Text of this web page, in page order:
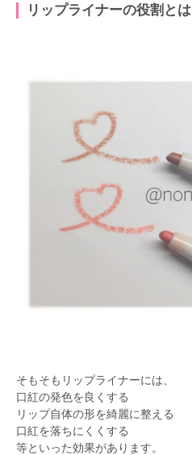
リップライナーの役割とは
そもそもリップライナーには、
口紅の発色を良くする
リップ自体の形を綺麗に整える
口紅を落ちにくくする
等といった効果があります。